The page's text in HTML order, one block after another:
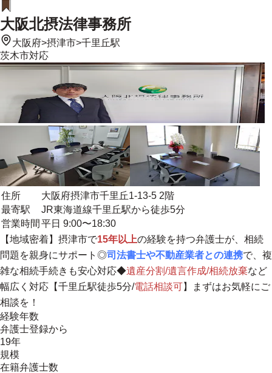
大阪北摂法律事務所
大阪府>摂津市>千里丘駅
茨木市対応
住所
大阪府摂津市千里丘1-13-5 2階
最寄駅
JR東海道線千里丘駅から徒歩5分
営業時間 平日 9:00〜18:30
【地域密着】摂津市で15年以上の経験を持つ弁護士が、相続
問題を親身にサポート◎司法書士や不動産業者との連携で、複
雑な相続手続きも安心対応◆遺産分割/遺言作成/相続放棄など
幅広く対応【千里丘駅徒歩5分/電話相談可】まずはお気軽にご
相談を！
経験年数
弁護士登録から
19年
規模
在籍弁護士数